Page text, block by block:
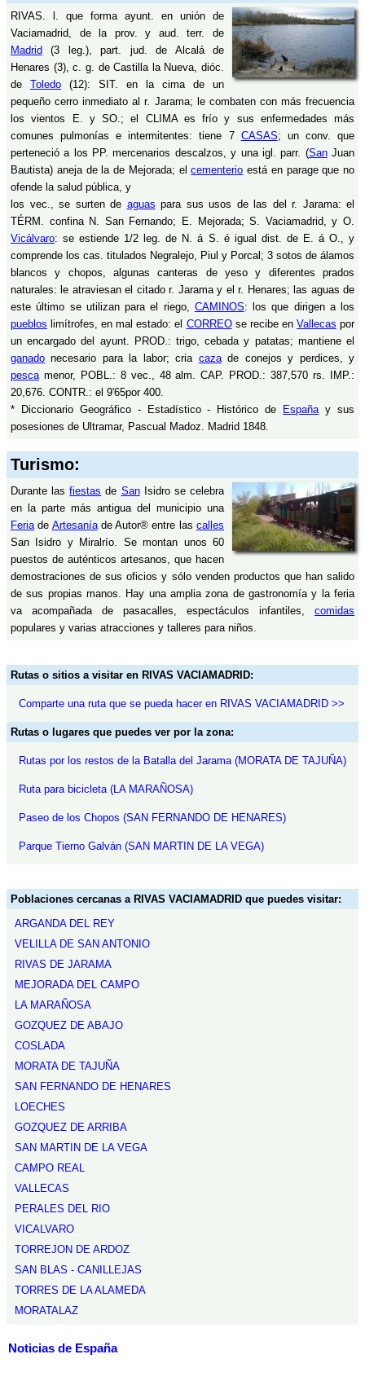
RIVAS. l. que forma ayunt. en unión de
Vaciamadrid, de la prov. y aud. terr. de
Madrid (3 leg.), part. jud. de Alcalá de
Henares (3), c. g. de Castilla la Nueva, dióc.
de Toledo (12): SIT. en la cima de un
pequeño cerro inmediato al r. Jarama; le combaten con más frecuencia
los vientos E. y SO.; el CLIMA es frío y sus enfermedades más
comunes pulmonías e intermitentes: tiene 7 CASAS; un conv. que
perteneció a los PP. mercenarios descalzos, y una igl. parr. (SanJuan
Bautista) aneja de la de Mejorada; elcementerio está en parage que no
ofende la salud pública, y
los vec., se surten de aguas para sus usos de las del r. Jarama: el
TÉRM. confina N. San Fernando; E. Mejorada; S. Vaciamadrid, y O.
Vicálvaro: se estiende 1/2 leg. de N. á S. é igual dist. de E. á O., y
comprende los cas. titulados Negralejo, Piul y Porcal; 3 sotos de álamos
blancos y chopos, algunas canteras de yeso y diferentes prados
naturales: le atraviesan el citado r. Jarama y el r. Henares; las aguas de
este último se utilizan para el riego, CAMINOS: los que dirigen a los
pueblos limítrofes, en mal estado: el CORREOse recibe en Vallecas por
un encargado del ayunt. PROD.: trigo, cebada y patatas; mantiene el
ganado necesario para la labor; cria cazade conejos y perdices, y
pesca menor, POBL.: 8 vec., 48 alm. CAP. PROD.: 387,570 rs. IMP.:
20,676. CONTR.: el 9'65por 400.
* Diccionario Geográfico - Estadístico - Histórico de España y sus
posesiones de Ultramar, Pascual Madoz. Madrid 1848.
Turismo:
Durante lasfiestas de SanIsidro se celebra
en la parte más antigua del municipio una
Feria de Artesaníade Autor® entre lascalles
San Isidro y Miralrío. Se montan unos 60
puestos de auténticos artesanos, que hacen
demostraciones de sus oficios y sólo venden productos que han salido
de sus propias manos. Hay una amplia zona de gastronomía y la feria
va acompañada de pasacalles, espectáculos infantiles, comidas
populares y varias atracciones y talleres para niños.
Rutas o sitios a visitar en RIVAS VACIAMADRID:
Comparte una ruta que se pueda hacer en RIVAS VACIAMADRID >>
Rutas o lugares que puedes ver por la zona:
Rutas por los restos de la Batalla del Jarama (MORATA DE TAJUÑA)
Ruta para bicicleta (LA MARAÑOSA)
Paseo de los Chopos (SAN FERNANDO DE HENARES)
Parque Tierno Galván (SAN MARTIN DE LA VEGA)
Poblaciones cercanas a RIVAS VACIAMADRID que puedes visitar:
ARGANDA DEL REY
VELILLA DE SAN ANTONIO
RIVAS DE JARAMA
MEJORADA DEL CAMPO
LA MARAÑOSA
GOZQUEZ DE ABAJO
COSLADA
MORATA DE TAJUÑA
SAN FERNANDO DE HENARES
LOECHES
GOZQUEZ DE ARRIBA
SAN MARTIN DE LA VEGA
CAMPO REAL
VALLECAS
PERALES DEL RIO
VICALVARO
TORREJON DE ARDOZ
SAN BLAS - CANILLEJAS
TORRES DE LA ALAMEDA
MORATALAZ
Noticias de España